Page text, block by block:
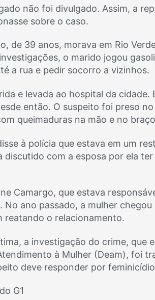
não foi divulgado. Assim, a
sobre o caso.
de 39 anos, morava em Rio
o marido jogou
a rua e pedir socorro a vizinhos.
e levada ao hospital da
então. O suspeito foi preso
queimaduras na mão e no
à polícia que estava em um
discutido com a esposa por ela
Camargo, que estava
No ano passado, a mulher
reatando o relacionamento.
a investigação do crime, que
à Mulher (Deam), foi
deve responder por
G1